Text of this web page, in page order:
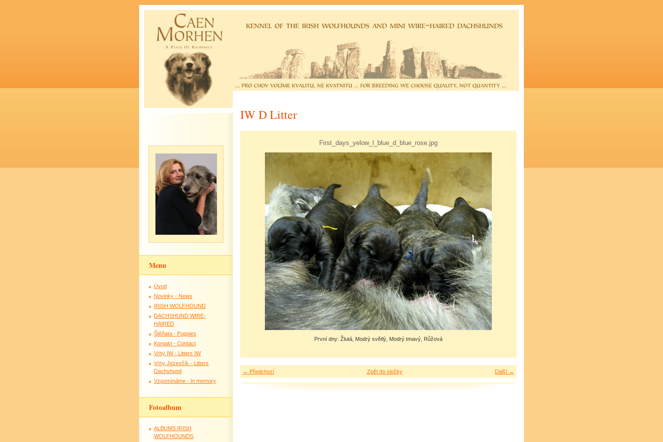
IW D Litter
First_days_yelow_l_blue_d_blue_rose.jpg
První dny: Žlutá, Modrý světlý, Modrý tmavý, Růžová
← Předchozí Další →
Zpět do složky
Menu
Úvod
Novinky - News
IRISH WOLFHOUND
DACHSHUND WIRE-
HAIRED
Štěňata - Puppies
Kontakt - Contact
Vrhy IW - Litters IW
Vrhy Jezevčík - Litters
Dachshund
Vzpomínáme - In memory
Fotoalbum
ALBUMS IRISH
WOLFHOUNDS